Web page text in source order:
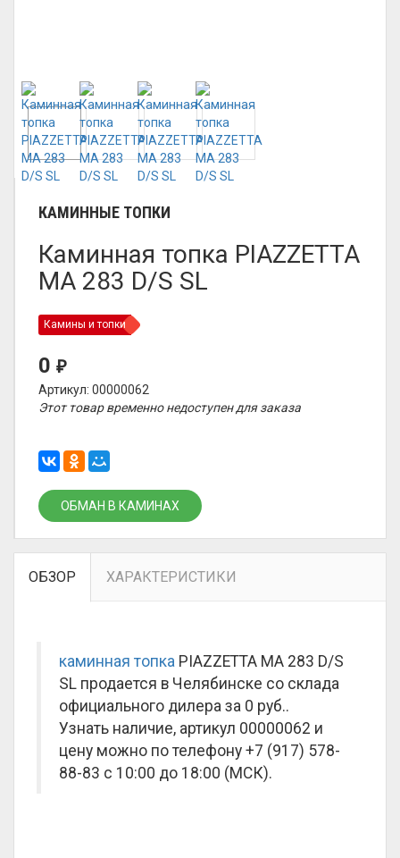
КАМИННЫЕ ТОПКИ
Каминная топка PIAZZETTA
MA 283 D/S SL
Камины и топки
0 ₽
Артикул: 00000062
Этот товар временно недоступен для заказа
ОБМАН В КАМИНАХ
ОБЗОР ХАРАКТЕРИСТИКИ
каминная топка PIAZZETTA MA 283 D/S
SL продается в Челябинске со склада
официального дилера за 0 руб..
Узнать наличие, артикул 00000062 и
цену можно по телефону +7 (917) 578-
88-83 с 10:00 до 18:00 (МСК).